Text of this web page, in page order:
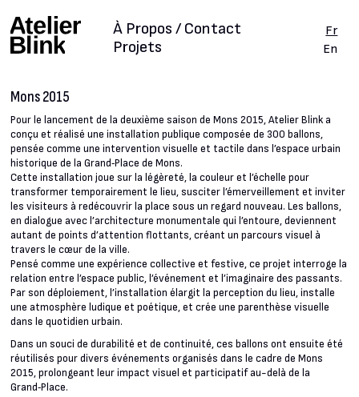
Projets
À Propos / Contact
Fr
En
Mons 2015
Pour le lancement de la deuxième saison de Mons 2015, Atelier Blink a
conçu et réalisé une installation publique composée de 300 ballons,
pensée comme une intervention visuelle et tactile dans l’espace urbain
historique de la Grand‑Place de Mons.
Cette installation joue sur la légèreté, la couleur et l’échelle pour
transformer temporairement le lieu, susciter l’émerveillement et inviter
les visiteurs à redécouvrir la place sous un regard nouveau. Les ballons,
en dialogue avec l’architecture monumentale qui l’entoure, deviennent
autant de points d’attention flottants, créant un parcours visuel à
travers le cœur de la ville.
Pensé comme une expérience collective et festive, ce projet interroge la
relation entre l’espace public, l’événement et l’imaginaire des passants.
Par son déploiement, l’installation élargit la perception du lieu, installe
une atmosphère ludique et poétique, et crée une parenthèse visuelle
dans le quotidien urbain.
Dans un souci de durabilité et de continuité, ces ballons ont ensuite été
réutilisés pour divers événements organisés dans le cadre de Mons
2015, prolongeant leur impact visuel et participatif au-delà de la
Grand‑Place.